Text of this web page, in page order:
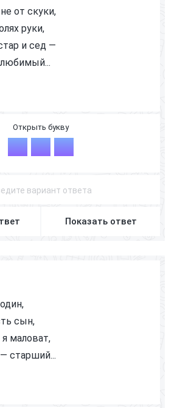
от скуки,
руки,
и сед —
Д Е Д
Показать ответ
сын,
маловат,
старший...